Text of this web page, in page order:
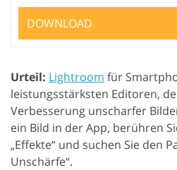
DOWNLOAD
Urteil: Lightroom für
leistungsstärksten Editoren,
Verbesserung unscharfer
ein Bild in der App, berühren
„Effekte“ und suchen Sie den
Unschärfe“.